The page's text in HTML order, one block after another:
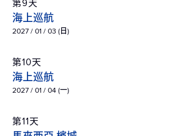
第9天
海上巡航
2027 / 01 / 03 (日)
第10天
海上巡航
2027 / 01 / 04 (一)
第11天